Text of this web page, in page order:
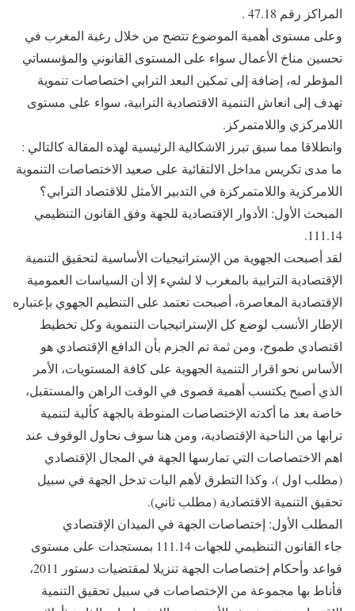
المراكز رقم 47.18 .
وعلى مستوى أهمية الموضوع تتضح من خلال رغبة المغرب في
تحسين مناخ الأعمال سواء على المستوى القانوني والمؤسساتي
المؤطر له، إضافة إلى تمكين البعد الترابي اختصاصات تنموية
تهدف إلى انعاش التنمية الاقتصادية الترابية، سواء على مستوى
اللامركزي واللامتمركز.
وانطلاقا مما سبق تبرز الاشكالية الرئيسية لهذه المقالة كالتالي :
ما مدى تكريس مداخل الالتقائية على صعيد الاختصاصات التنموية
اللامركزية واللامتمركزة في التدبير الأمثل للاقتصاد الترابي؟
المبحث الأول: الأدوار الإقتصادية للجهة وفق القانون التنظيمي
111.14.
لقد أصبحت الجهوية من الإستراتيجيات الأساسية لتحقيق التنمية
الإقتصادية الترابية بالمغرب لا لشيء إلا أن السياسات العمومية
الإقتصادية المعاصرة، أصبحت تعتمد على التنطيم الجهوي بإعتباره
الإطار الأنسب لوضع كل الإستراتيجيات التنموية وكل تخطيط
اقتصادي طموح، ومن ثمة تم الجزم بأن الدافع الإقتصادي هو
الأساس نحو اقرار التنمية الجهوية على كافة المستويات، الأمر
الذي أصبح يكتسب أهمية قصوى في الوقت الراهن والمستقبل،
خاصة بعد ما أكدته الإختصاصات المنوطة بالجهة كألية لتنمية
ترابها من الناحية الإقتصادية، ومن هنا سوف نحاول الوقوف عند
اهم الاختصاصات التي تمارسها الجهة في المجال الإقتصادي
(مطلب اول )، وكذا التطرق لأهم اليات تدخل الجهة في سبيل
تحقيق التنمية الاقتصادية (مطلب ثاني).
المطلب الأول: إختصاصات الجهة في الميدان الإقتصادي
جاء القانون التنظيمي للجهات 111.14 بمستجدات على مستوى
قواعد وأحكام إختصاصات الجهة تنزيلا لمقتضيات دستور 2011،
فأناط بها مجموعة من الإختصاصات في سبيل تحقيق التنمية